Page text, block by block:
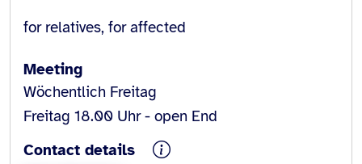
for relatives, for affected
Meeting
Wöchentlich Freitag
Freitag 18.00 Uhr - open End
Contact details